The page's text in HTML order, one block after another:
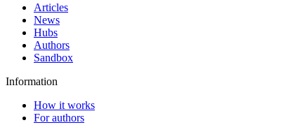
Articles
News
Hubs
Authors
Sandbox
Information
How it works
For authors